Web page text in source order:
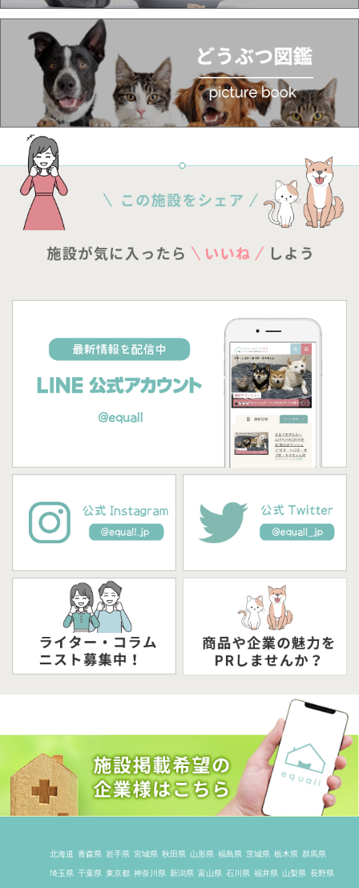
北海道 青森県 岩手県 宮城県 秋田県 山形県 福島県 茨城県 栃木県 群馬県
埼玉県 千葉県 東京都 神奈川県 新潟県 富山県 石川県 福井県 山梨県 長野県